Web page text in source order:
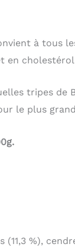
à tous
en
tripes de
le plus
%),